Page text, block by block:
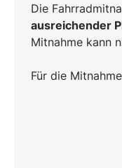
Die
ausreichender
Mitnahme kann
Für die